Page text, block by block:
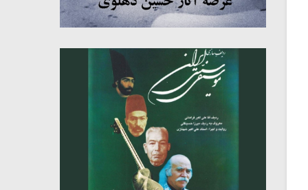
میکلوش روژا